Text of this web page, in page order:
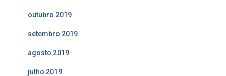
outubro 2019
setembro 2019
agosto 2019
julho 2019